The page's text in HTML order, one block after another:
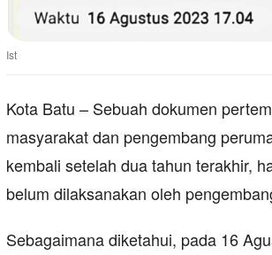
Ist
Kota Batu – Sebuah dokumen
masyarakat dan pengembang
kembali setelah dua tahun terakhir,
belum dilaksanakan oleh
Sebagaimana diketahui, pada 16